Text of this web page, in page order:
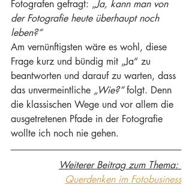
Fotografen gefragt: „Ja, kann man von
der Fotografie heute überhaupt noch
leben?“
Am vernünftigsten wäre es wohl, diese
Frage kurz und bündig mit „Ja“ zu
beantworten und darauf zu warten, dass
das unvermeintliche „Wie?“ folgt. Denn
die klassischen Wege und vor allem die
ausgetretenen Pfade in der Fotografie
wollte ich noch nie gehen.
Weiterer Beitrag zum Thema:
Querdenken im Fotobusiness